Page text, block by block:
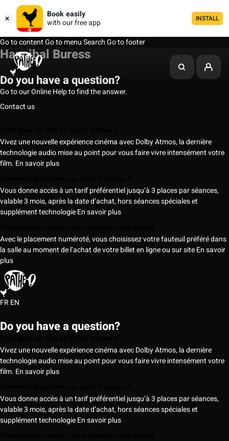
Book easily
with our free app
INSTALL
Go to contentGo to menuSearchGo to footer
Hannibal Buress
Do you have a question?
Go to our Online Help to find the answer.
Contact us
Vivez une nouvelle expérience cinéma avec Dolby Atmos, la dernière
technologie audio mise au point pour vous faire vivre intensément votre
film. En savoir plus
Vous donne accès à un tarif préférentiel jusqu’à 3 places par séances,
valable 3 mois, après la date d’achat, hors séances spéciales et
supplément technologieEn savoir plus
Avec le placement numéroté, vous choisissez votre fauteuil préféré dans
la salle au moment de l’achat de votre billet en ligne ou sur siteEn savoir
plus
FREN
Do you have a question?
Vivez une nouvelle expérience cinéma avec Dolby Atmos, la dernière
technologie audio mise au point pour vous faire vivre intensément votre
film. En savoir plus
Vous donne accès à un tarif préférentiel jusqu’à 3 places par séances,
valable 3 mois, après la date d’achat, hors séances spéciales et
supplément technologieEn savoir plus